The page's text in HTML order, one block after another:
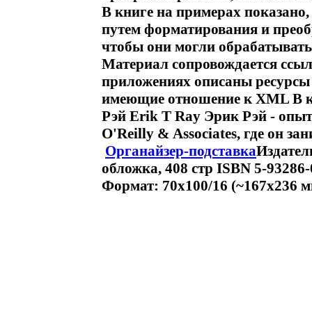
В книге на примерах
путем форматирования и
чтобы они могли
Материал сопровождается
приложениях описаны
имеющие отношение к XML В
Рэй Erik T Ray Эрик Рэй -
O'Reilly & Associates, где он
Органайзер-подставка
обложка, 408 стр ISBN 5-
Формат: 70x100/16 (~167x236